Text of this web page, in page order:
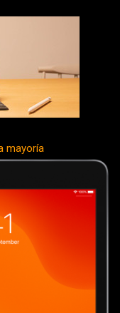
mayoría